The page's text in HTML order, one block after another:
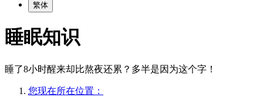
繁体
睡眠知识
睡了8小时醒来却比熬夜还累？多半是因为这个字！
您现在所在位置：